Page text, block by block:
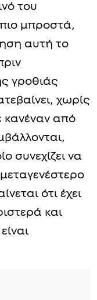
του
μπροστά,
αυτή το
γροθιάς
χωρίς
κανέναν από
συνεχίζει να
ότι έχει
και